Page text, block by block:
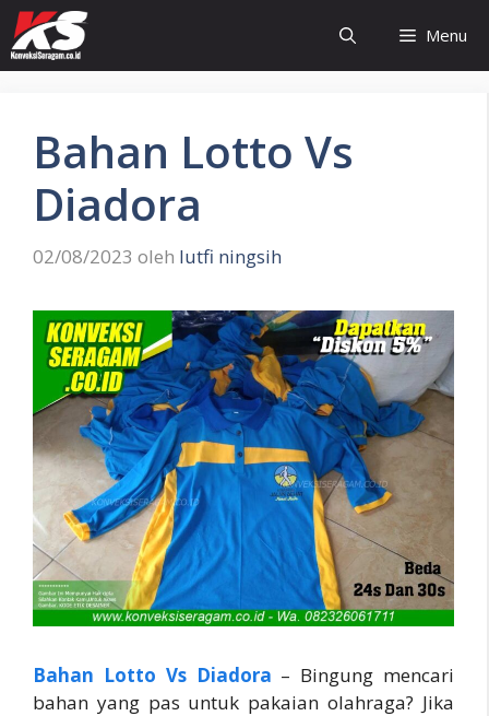
Langsung
ke
isi
Menu
Bahan Lotto Vs
Diadora
02/08/2023 oleh lutfi ningsih
Bahan Lotto Vs Diadora – Bingung mencari
bahan yang pas untuk pakaian olahraga? Jika